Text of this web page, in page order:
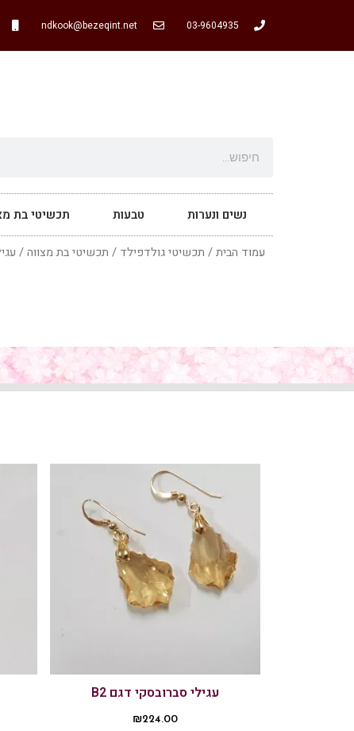
03-9604935
ndkook@bezeqint.net
נשים ונערות טבעות תכשיטי בת
עמוד הבית/ תכשיטי גולדפילד / תכשיטי בת מצווה/
עגילי סברובסקי דגם B2
₪224.00